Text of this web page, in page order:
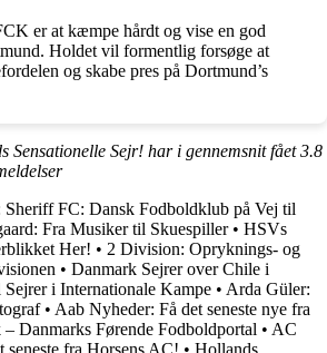
er at kæmpe hårdt og vise en god
Holdet vil formentlig forsøge at
og skabe pres på Dortmund’s
Sensationelle Sejr! har i gennemsnit fået3.8
Sheriff FC: Dansk Fodboldklub på Vej til
Fra Musiker til Skuespiller• HSVs
Her! • 2 Division: Opryknings- og
• Danmark Sejrer over Chile i
Sejrer i Internationale Kampe • Arda Güler:
• Aab Nyheder: Få det seneste nye fra
Danmarks Førende Fodboldportal • AC
seneste fra Horsens AC! • Hollands